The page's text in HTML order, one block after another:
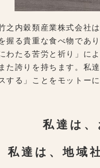
之内穀類産業株式会社
握る貴重な食べ物であ
わたる苦労と祈り」に
た誇りを持ちます。私
する」ことをモットー
私達は
私達は、地域